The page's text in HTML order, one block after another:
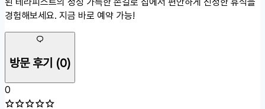
경험해보세요. 지금 바로 예약 가능!
방문 후기 (0)
0